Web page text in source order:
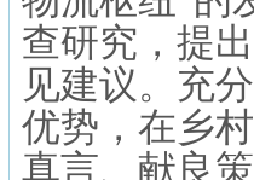
查研究，提
见建议。充
优势，在乡
真言、献良